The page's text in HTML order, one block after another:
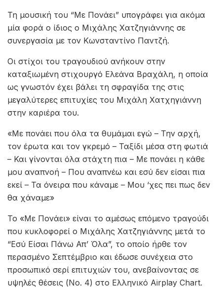
Τη μουσική του “Με Πονάει” υπογράφει για ακόμα
μία φορά ο ίδιος ο Μιχάλης Χατζηγιάννης σε
συνεργασία με τον Κωνσταντίνο Παντζή.
Οι στίχοι του τραγουδιού ανήκουν στην
καταξιωμένη στιχουργό Ελεάνα Βραχάλη, η οποία
ως γνωστόν έχει βάλει τη σφραγίδα της στις
μεγαλύτερες επιτυχίες του Μιχάλη Χατχηγιάννη
στην καριέρα του.
«Με πονάει που όλα τα θυμάμαι εγώ – Την αρχή,
τον έρωτα και τον γκρεμό – Ταξίδι μέσα στη φωτιά
– Και γίνονται όλα στάχτη πια – Με πονάει η κάθε
μου αναπνοή – Που αναπνέω και εσύ δεν είσαι πια
εκεί – Τα όνειρα που κάναμε – Μου ‘χες πει πως δεν
θα χάναμε»
Το «Με Πονάει» είναι το αμέσως επόμενο τραγούδι
που κυκλοφορεί ο Μιχάλης Χατζηγιάννης μετά το
“Εσύ Είσαι Πάνω Απ’ Όλα”, το οποίο ήρθε τον
περασμένο Σεπτέμβριο και έδωσε συνέχεια στο
προσωπικό σερί επιτυχιών του, ανεβαίνοντας σε
υψηλές θέσεις (No. 4) στο Ελληνικό Airplay Chart.